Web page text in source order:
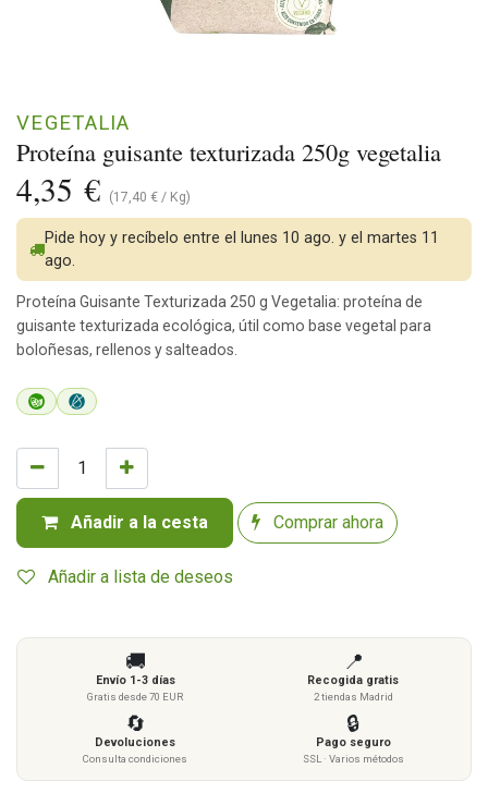
Proteína guisante texturizada 250g vegetalia
VEGETALIA
4,35 € (17,40 € / Kg)
Añadir a la cesta Comprar ahora
Añadir a lista de deseos
Pide hoy y recíbelo entre el lunes 10 ago. y el martes 11
ago.
Proteína Guisante Texturizada 250 g Vegetalia: proteína de
guisante texturizada ecológica, útil como base vegetal para
boloñesas, rellenos y salteados.
🚚
Envío 1-3 días
Gratis desde 70 EUR
📍
Recogida gratis
2 tiendas Madrid
🔄
Devoluciones
Consulta condiciones
🔒
Pago seguro
SSL · Varios métodos